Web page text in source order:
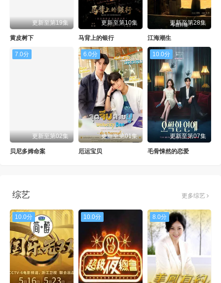
更新至第19集
黄皮树下
更新至第10集
马背上的银行
更新至第28集
江海潮生
7.0分
更新至第02集
贝尼多姆命案
6.0分
更新至第01集
厄运宝贝
10.0分
更新至第07集
毛骨悚然的恋爱
综艺 更多综艺
10.0分 10.0分 8.0分